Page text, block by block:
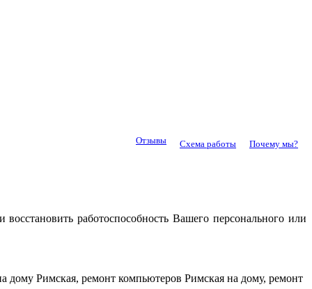
Отзывы Почему мы?
Схема работы
работоспособность Вашего персонального или